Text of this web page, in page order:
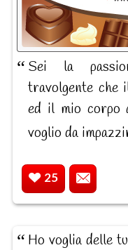
Sei la
travolgente che
ed il mio corpo
voglio da
25
Ho voglia delle